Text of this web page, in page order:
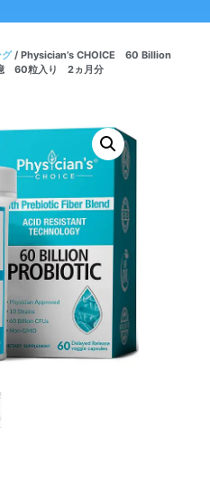
グ/ Physician’s CHOICE 60 Billion
60粒入り 2ヵ月分